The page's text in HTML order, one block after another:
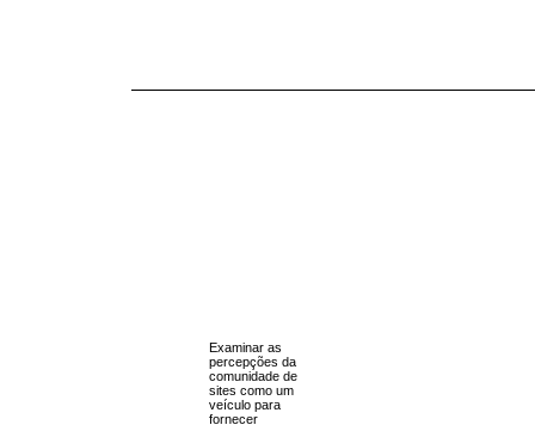
Examinar as
percepções da
comunidade de
sites como um
veículo para
fornecer